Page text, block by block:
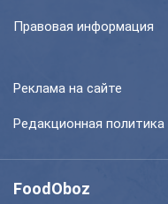
Правовая информация
Реклама на сайте
Редакционная политика
FoodOboz